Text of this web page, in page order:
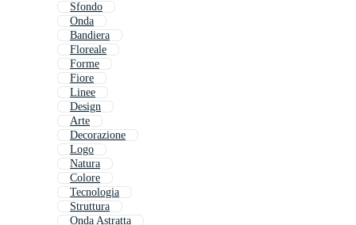
Sfondo
Onda
Bandiera
Floreale
Forme
Fiore
Linee
Design
Arte
Decorazione
Logo
Natura
Colore
Tecnologia
Struttura
Onda Astratta